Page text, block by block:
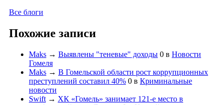
Все блоги
Похожие записи
Maks → Выявлены "теневые" доходы 0 в Новости
Гомеля
Maks → В Гомельской области рост коррупционных
преступлений составил 40% 0 в Криминальные
новости
Swift → ХК «Гомель» занимает 121-е место в